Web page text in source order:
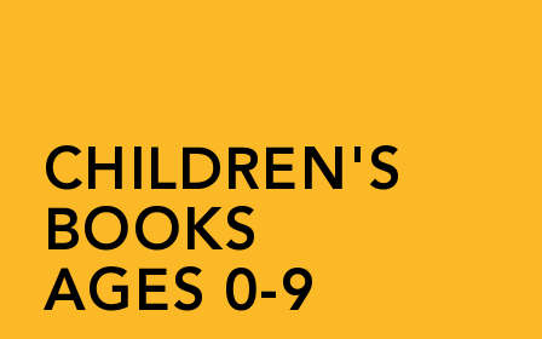
CHILDREN'S
BOOKS
AGES 0-9